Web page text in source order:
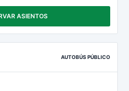
ASIENTOS
AUTOBÚS PÚBLICO